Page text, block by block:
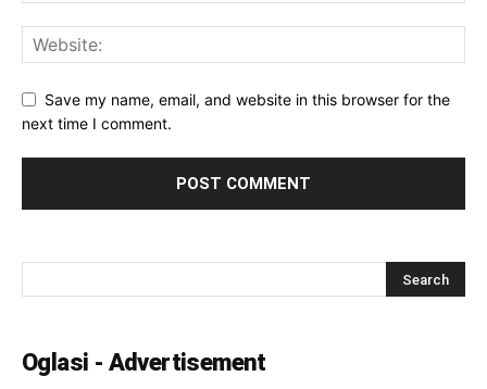
Save my name, email, and website in this browser for the
next time I comment.
Oglasi - Advertisement